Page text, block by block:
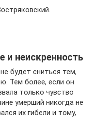
и неискренность
будет сниться тем,
Тем более, если он
только чувство
умерший никогда не
их гибели и тому,